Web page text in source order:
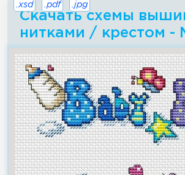
Скачать схемы
нитками / крестом -
.xsd .pdf .jpg